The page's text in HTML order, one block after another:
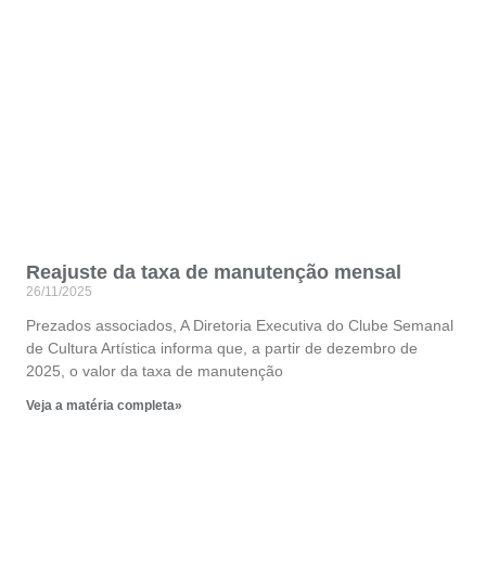
Reajuste da taxa de manutenção mensal
26/11/2025
Prezados associados, A Diretoria Executiva do Clube Semanal
de Cultura Artística informa que, a partir de dezembro de
2025, o valor da taxa de manutenção
Veja a matéria completa»